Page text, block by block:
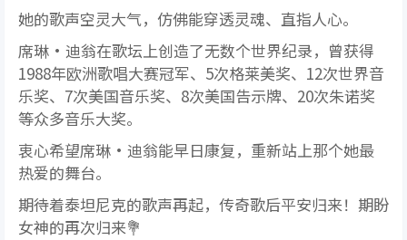
她的歌声空灵大气，仿佛能穿透灵魂、直指人心。
席琳·迪翁在歌坛上创造了无数个世界纪录，曾获得
1988年欧洲歌唱大赛冠军、5次格莱美奖、12次世界音
乐奖、7次美国音乐奖、8次美国告示牌、20次朱诺奖
等众多音乐大奖。
衷心希望席琳·迪翁能早日康复，重新站上那个她最
热爱的舞台。
期待着泰坦尼克的歌声再起，传奇歌后平安归来！期盼
女神的再次归来💐